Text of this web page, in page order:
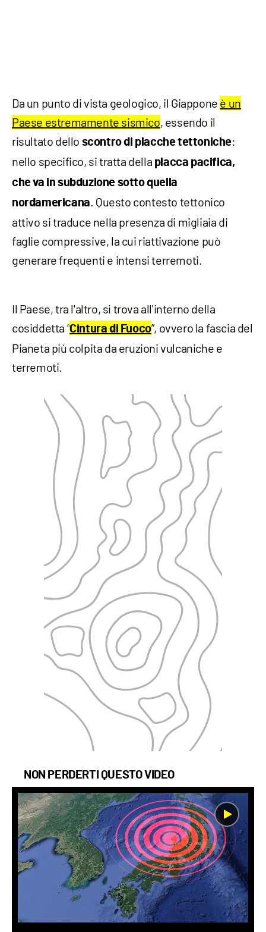
Da un punto di vista geologico, il Giappone è un
Paese estremamente sismico, essendo il
risultato dello scontro di placche tettoniche:
nello specifico, si tratta della placca pacifica,
che va in subduzione sotto quella
nordamericana. Questo contesto tettonico
attivo si traduce nella presenza di migliaia di
faglie compressive, la cui riattivazione può
generare frequenti e intensi terremoti.
Il Paese, tra l'altro, si trova all'interno della
cosiddetta “Cintura di Fuoco”, ovvero la fascia del
Pianeta più colpita da eruzioni vulcaniche e
terremoti.
NON PERDERTI QUESTO VIDEO